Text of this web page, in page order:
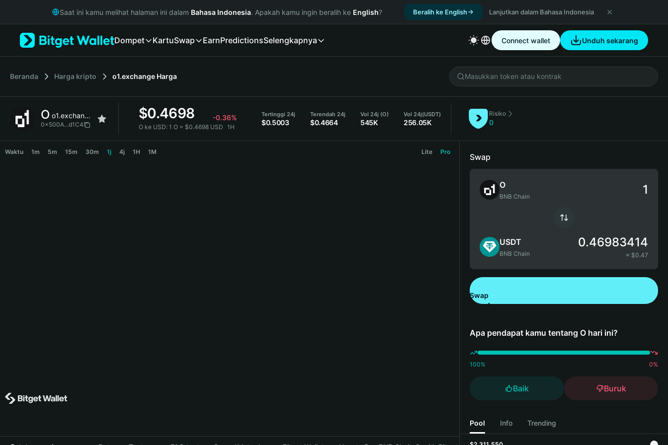
Русский
Italiano
简体中文
繁體中文
Bahasa Indonesia
Saat ini kamu melihat halaman ini dalam Bahasa Indonesia. Apakah kamu ingin beralih ke English? Beralih ke English Lanjutkan dalam Bahasa Indonesia
Dompet KartuSwap EarnPredictionsSelengkapnya Connect wallet Unduh sekarang
Beranda Harga kripto o1.exchange Harga
O o1.exchange
0x500A...d1C4
$0.4698 -0.36%
O ke USD: 1 O = $0.4698 USD 1H
Tertinggi 24j
$0.5003
Terendah 24j
$0.4664
Vol 24j (O)
545K
Vol 24j(USDT)
256.05K
Risiko
0
Waktu 1m 5m 15m 30m 1j 4j 1H 1M Lite Pro
Swap
O
BNB Chain
USDT
BNB Chain
0.46983414
≈ $0.47
Swap
Apa pendapat kamu tentang O hari ini?
100% 0%
Baik Buruk
Pool Info Trending